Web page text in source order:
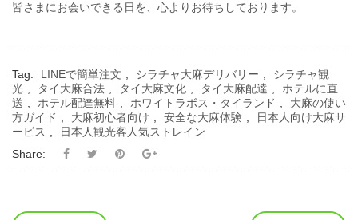
皆さまにお会いできる日を、心よりお待ちしております。
Tag: LINEで簡単注文 , シラチャ大麻デリバリー ,
シラチャ観
光 , タイ大麻合法 , タイ大麻文化 , タイ大麻配達 ,
ホテルに直
送 , ホテル配達無料 , ホワイトラボス・タイランド ,
大麻の使い
方ガイド , 大麻初心者向け , 安全な大麻体験 ,
日本人向け大麻サ
ービス ,
日本人観光客人気ストレイン
Share: